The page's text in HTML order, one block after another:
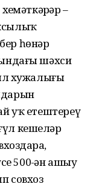
–
һөнәр
шәхси
хужалығы
уҡ етештереү
кешеләр
500-ҙән ашыу
совхоз